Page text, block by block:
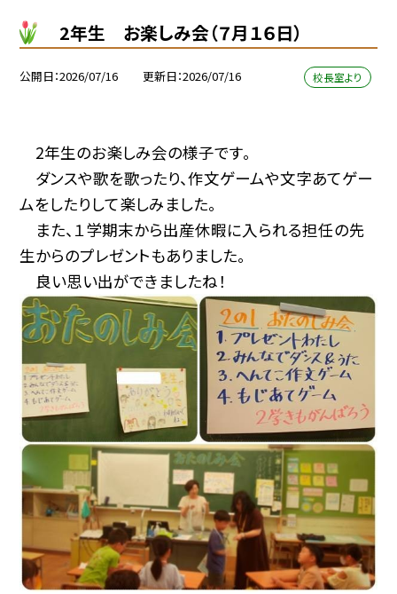
2年生 お楽しみ会（７月１６日）
公開日 2026/07/16 更新日 2026/07/16 校長室より
2年生のお楽しみ会の様子です。
ダンスや歌を歌ったり、作文ゲームや文字あてゲー
ムをしたりして楽しみました。
また、１学期末から出産休暇に入られる担任の先
生からのプレゼントもありました。
良い思い出ができましたね！